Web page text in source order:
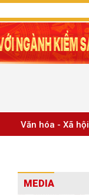
Văn hóa - Xã hội
MEDIA